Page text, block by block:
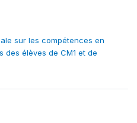
sur les compétences en
des élèves de CM1 et de